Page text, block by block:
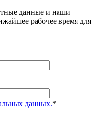
данные и наши
рабочее время для
данных.*